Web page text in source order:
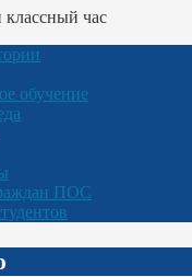
классный час
обучение
ПОС